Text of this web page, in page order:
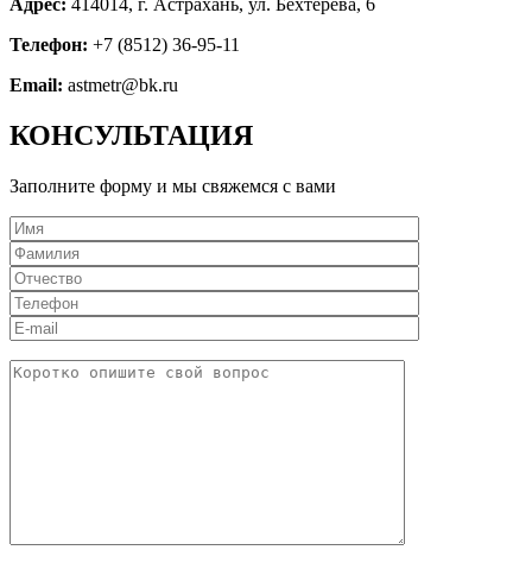
Телефон: +7 (8512) 36-95-11
Email: astmetr@bk.ru
КОНСУЛЬТАЦИЯ
Заполните форму и мы свяжемся с вами